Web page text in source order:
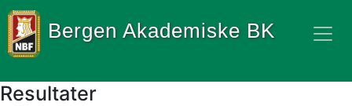
Bergen Akademiske BK
Resultater